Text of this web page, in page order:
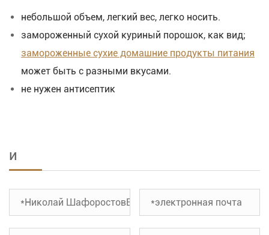
небольшой объем, легкий вес, легко носить.
замороженный сухой куриный порошок, как вид;
замороженные сухие домашние продукты питания
может быть с разными вкусами.
не нужен антисептик
и